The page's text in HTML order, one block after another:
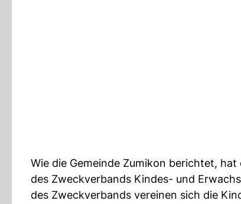
Wie die Gemeinde Zumikon berichtet,
des Zweckverbands Kindes- und
des Zweckverbands vereinen sich die